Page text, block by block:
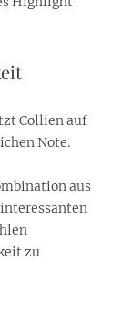
Collien auf
Note.
aus
zu